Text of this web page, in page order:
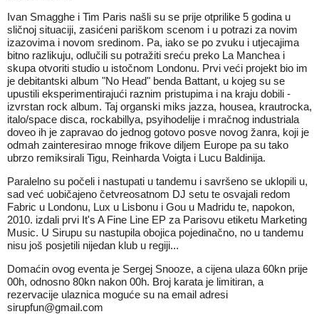
Ivan Smagghe i Tim Paris našli su se prije otprilike 5 godina u
sličnoj situaciji, zasićeni pariškom scenom i u potrazi za novim
izazovima i novom sredinom. Pa, iako se po zvuku i utjecajima
bitno razlikuju, odlučili su potražiti sreću preko La Manchea i
skupa otvoriti studio u istočnom Londonu. Prvi veći projekt bio im
je debitantski album "No Head" benda Battant, u kojeg su se
upustili eksperimentirajući raznim pristupima i na kraju dobili -
izvrstan rock album. Taj organski miks jazza, housea, krautrocka,
italo/space disca, rockabillya, psyihodelije i mračnog industriala
doveo ih je zapravao do jednog gotovo posve novog žanra, koji je
odmah zainteresirao mnoge frikove diljem Europe pa su tako
ubrzo remiksirali Tigu, Reinharda Voigta i Lucu Baldinija.
Paralelno su počeli i nastupati u tandemu i savršeno se uklopili u,
sad već uobičajeno četvreosatnom DJ setu te osvajali redom
Fabric u Londonu, Lux u Lisbonu i Gou u Madridu te, napokon,
2010. izdali prvi It's A Fine Line EP za Parisovu etiketu Marketing
Music. U Sirupu su nastupila obojica pojedinačno, no u tandemu
nisu još posjetili nijedan klub u regiji...
Domaćin ovog eventa je Sergej Snooze, a cijena ulaza 60kn prije
00h, odnosno 80kn nakon 00h. Broj karata je limitiran, a
rezervacije ulaznica moguće su na email adresi
sirupfun@gmail.com